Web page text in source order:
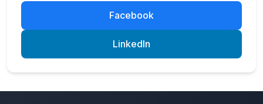
Facebook
LinkedIn